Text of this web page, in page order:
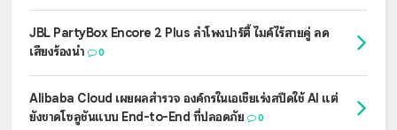
JBL PartyBox Encore 2 Plus ลำโพงปาร์ตี้ ไมค์ไร้สายคู่ ลด
เสียงร้องนำ
0
Alibaba Cloud เผยผลสำรวจ องค์กรในเอเชียเร่งสปีดใช้ AI แต่
ยังขาดโซลูชันแบบ End-to-End ที่ปลอดภัย
0